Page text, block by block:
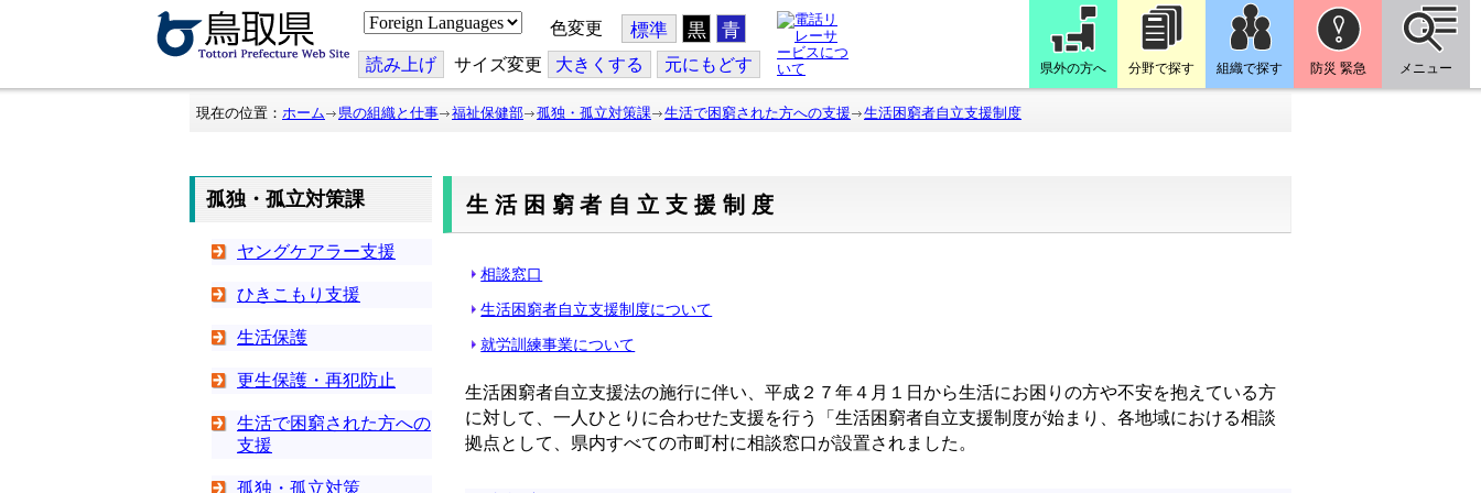
こ
の
ジ
を
翻
色変更 標準 黒 青
読み上げ サイズ変更 大きくする 元にもどす 県外の方へ 分野で探す 組織で探す 防災 緊急 メニュー
現在の位置： ホーム 県の組織と仕事 福祉保健部 孤独・孤立対策課 生活で困窮された方への支援 生活困窮者自立支援制度
孤独・孤立対策課
ヤングケアラー支援
ひきこもり支援
生活保護
更生保護・再犯防止
生活で困窮された方への
支援
孤独・孤立対策
生活困窮者自立支援制度
相談窓口
生活困窮者自立支援制度について
就労訓練事業について
生活困窮者自立支援法の施行に伴い、平成２７年４月１日から生活にお困りの方や不安を抱えている方
に対して、一人ひとりに合わせた支援を行う「生活困窮者自立支援制度が始まり、各地域における相談
拠点として、県内すべての市町村に相談窓口が設置されました。